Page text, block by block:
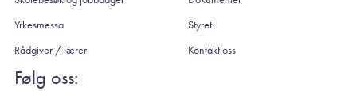
Yrkesmessa
Rådgiver / lærer
Styret
Kontakt oss
Følg oss: